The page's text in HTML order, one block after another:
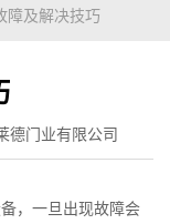
障及解决技巧
德门业有限公司
，一旦出现故障会